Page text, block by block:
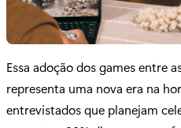
Essa adoção dos games entre
representa uma nova era na
entrevistados que planejam